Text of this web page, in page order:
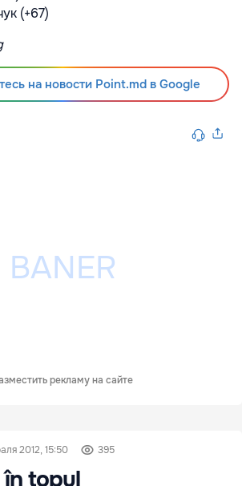
(+67)
на новости Point.md в Google
рекламу на сайте
2012, 15:50 395
topul